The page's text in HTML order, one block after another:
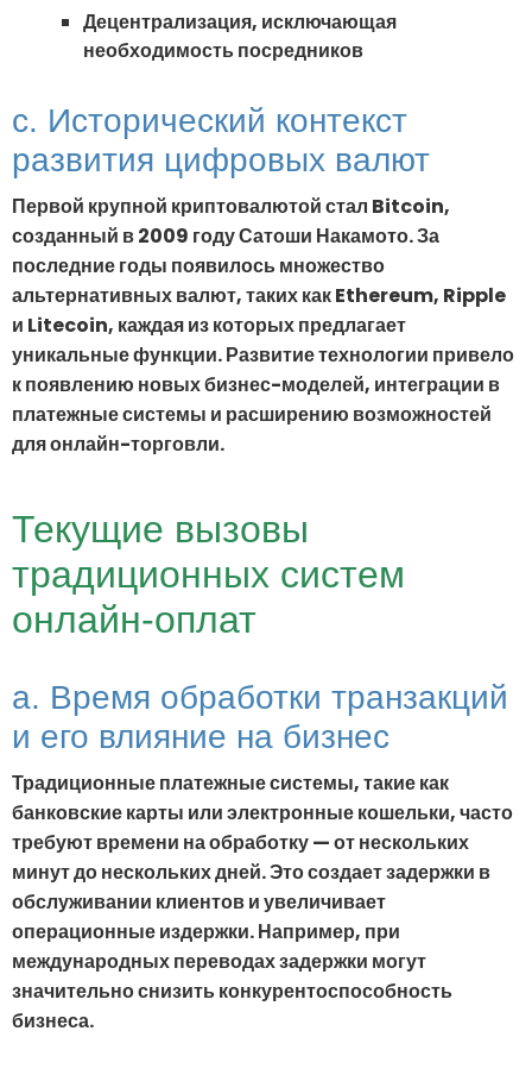
Децентрализация, исключающая
необходимость посредников
c. Исторический контекст
развития цифровых валют
Первой крупной криптовалютой стал Bitcoin,
созданный в 2009 году Сатоши Накамото. За
последние годы появилось множество
альтернативных валют, таких как Ethereum, Ripple
и Litecoin, каждая из которых предлагает
уникальные функции. Развитие технологии привело
к появлению новых бизнес-моделей, интеграции в
платежные системы и расширению возможностей
для онлайн-торговли.
Текущие вызовы
традиционных систем
онлайн-оплат
a. Время обработки транзакций
и его влияние на бизнес
Традиционные платежные системы, такие как
банковские карты или электронные кошельки, часто
требуют времени на обработку — от нескольких
минут до нескольких дней. Это создает задержки в
обслуживании клиентов и увеличивает
операционные издержки. Например, при
международных переводах задержки могут
значительно снизить конкурентоспособность
бизнеса.